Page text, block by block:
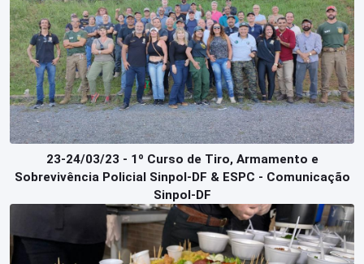
23-24/03/23 - 1º Curso de Tiro, Armamento e
Sobrevivência Policial Sinpol-DF & ESPC - Comunicação
Sinpol-DF